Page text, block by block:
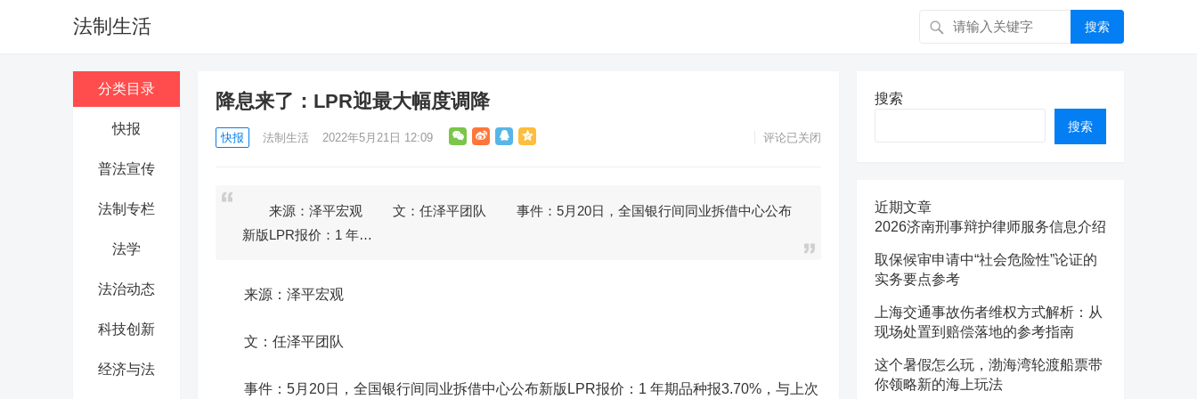
法制生活 搜索
分类目录
快报
普法宣传
法制专栏
法学
法治动态
科技创新
经济与法
降息来了：LPR迎最大幅度调降
快报 法制生活 2022年5月21日 12:09 评论已关闭
来源：泽平宏观 文：任泽平团队 事件：5月20日，全国银行间同业拆借中心公布
新版LPR报价：1 年…
来源：泽平宏观
文：任泽平团队
事件： 5月20日，全国银行间同业拆借中心公布新版LPR报价： 1 年期品种报3.70%，与上次
搜索
搜索
近期文章
2026济南刑事辩护律师服务信息介绍
取保候审申请中“社会危险性”论证的
实务要点参考
上海交通事故伤者维权方式解析：从
现场处置到赔偿落地的参考指南
这个暑假怎么玩，渤海湾轮渡船票带
你领略新的海上玩法